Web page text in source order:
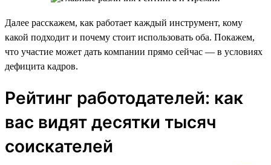
Далее расскажем, как работает каждый инструмент, кому
какой подходит и почему стоит использовать оба. Покажем,
что участие может дать компании прямо сейчас — в условиях
дефицита кадров.
Рейтинг работодателей: как
вас видят десятки тысяч
соискателей